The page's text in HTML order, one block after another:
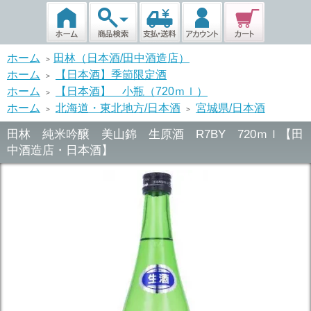
ホーム >
田林（日本酒/田中酒造店）
ホーム
>
【日本酒】季節限定酒
ホーム
>
【日本酒】 小瓶（720ｍｌ）
ホーム
> 北海道・東北地方/日本酒 > 宮城県/日本酒
田林 純米吟醸 美山錦 生原酒 R7BY 720ｍｌ【田
中酒造店・日本酒】